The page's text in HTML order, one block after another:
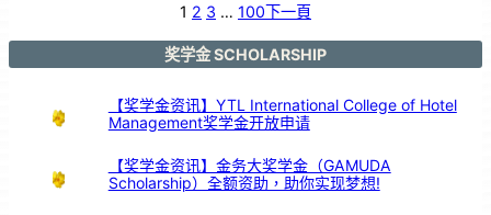
1
年
1 2 3 … 100下一頁
奖学金 SCHOLARSHIP
【奖学金资讯】YTL International College of Hotel
Management奖学金开放申请
【奖学金资讯】金务大奖学金（GAMUDA
Scholarship）全额资助，助你实现梦想!